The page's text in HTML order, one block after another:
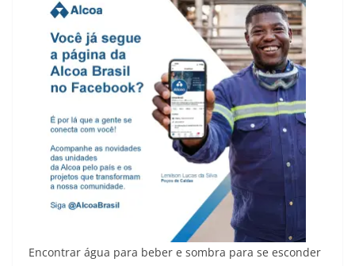
Encontrar água para beber e sombra para se esconder